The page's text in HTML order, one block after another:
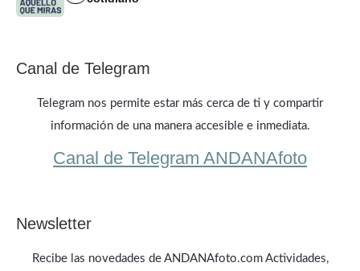
Canal de Telegram
Telegram nos permite estar más cerca de ti y compartir
información de una manera accesible e inmediata.
Canal de Telegram ANDANAfoto
Newsletter
Recibe las novedades de ANDANAfoto.com Actividades,